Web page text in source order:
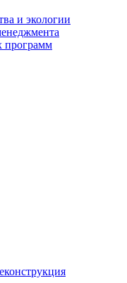
и экологии
программ